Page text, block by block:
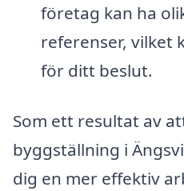
företag kan ha
referenser, vilket
för ditt beslut.
Som ett resultat av
byggställning i
dig en mer effektiv